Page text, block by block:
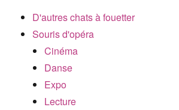
D'autres chats à fouetter
Souris d'opéra
Cinéma
Danse
Expo
Lecture